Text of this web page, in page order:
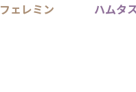
フェレミン ハムタ